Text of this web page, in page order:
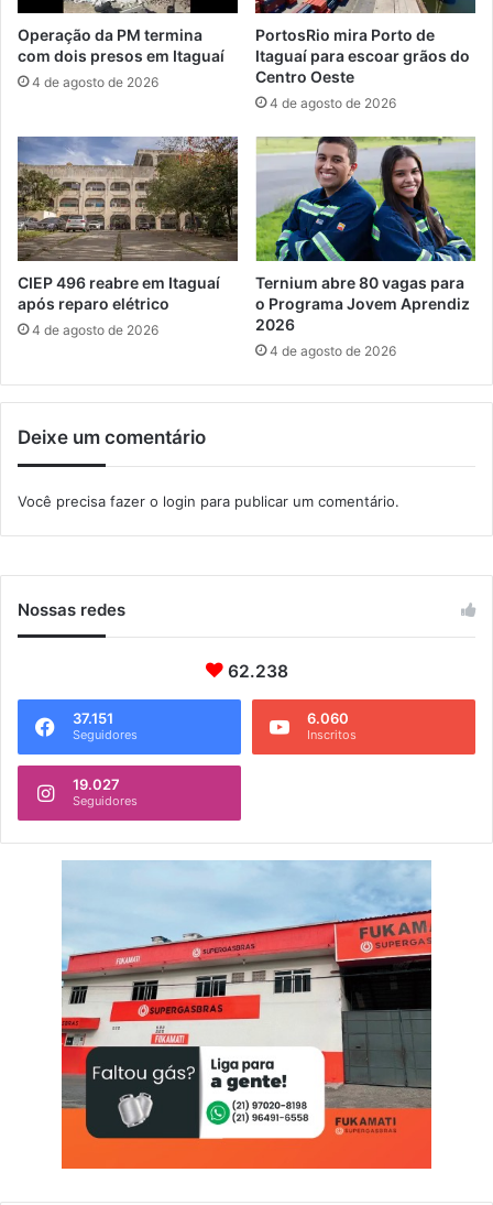
T
a
s
p
o
r
t
e
A
é
r
Operação da PM termina
com dois presos em Itaguaí
4 de agosto de 2026
PortosRio mira Porto de
Itaguaí para escoar grãos do
Centro Oeste
4 de agosto de 2026
CIEP 496 reabre em Itaguaí
após reparo elétrico
4 de agosto de 2026
Ternium abre 80 vagas para
o Programa Jovem Aprendiz
2026
4 de agosto de 2026
Deixe um comentário
Você precisa fazer o login para publicar um comentário.
Nossas redes
62.238
37.151
Seguidores
6.060
Inscritos
19.027
Seguidores